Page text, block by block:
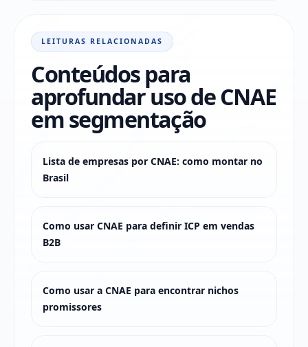
LEITURAS RELACIONADAS
Conteúdos para
aprofundar uso de CNAE
em segmentação
Lista de empresas por CNAE: como montar no
Brasil
Como usar CNAE para definir ICP em vendas
B2B
Como usar a CNAE para encontrar nichos
promissores